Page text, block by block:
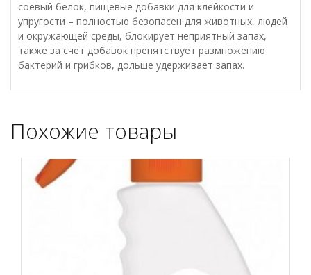
соевый белок, пищевые добавки для клейкости и
упругости – полностью безопасен для животных, людей
и окружающей среды, блокирует неприятный запах,
также за счет добавок препятствует размножению
бактерий и грибков, дольше удерживает запах.
Похожие товары